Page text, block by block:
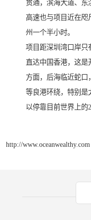
贯通，滨海大道、东
高速也与项目近在咫
州一个半小时。
项目距深圳湾口岸只
直达中国香港，这是
方面，后海临近蛇口
等良港环绕，特别是
以停靠目前世界上的
http://www.oceanwealthy.com